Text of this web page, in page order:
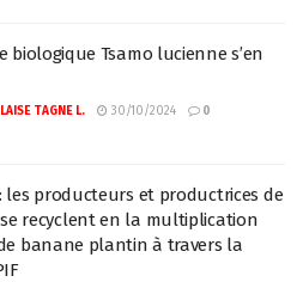
biologique Tsamo lucienne s’en
TAGNE L. 30/10/2024 0
: les producteurs et productrices de
recyclent en la multiplication
banane plantin à travers la